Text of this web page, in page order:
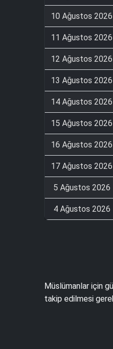
10 Ağustos 2026
11 Ağustos 2026
12 Ağustos 2026
13 Ağustos 2026
14 Ağustos 2026
15 Ağustos 2026
16 Ağustos 2026
17 Ağustos 2026
5 Ağustos 2026
4 Ağustos 2026
Müslümanlar için
takip edilmesi